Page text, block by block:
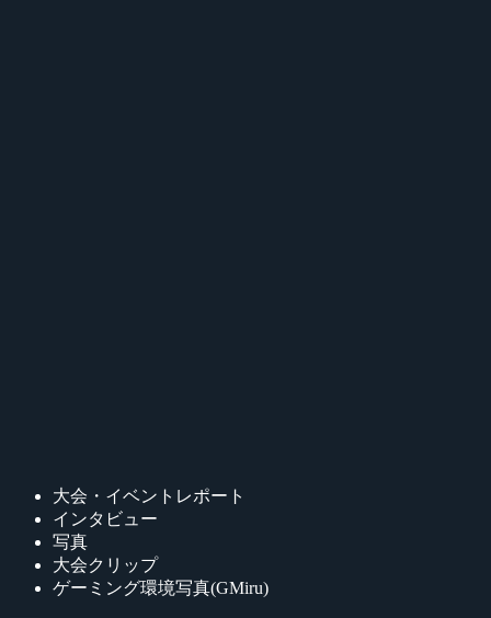
大会・イベントレポート
インタビュー
写真
大会クリップ
ゲーミング環境写真(GMiru)